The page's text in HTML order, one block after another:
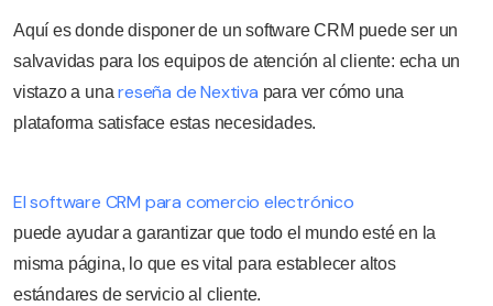
Aquí es donde disponer de un software CRM puede ser un
salvavidas para los equipos de atención al cliente: echa un
vistazo a unareseña de Nextiva para ver cómo una
plataforma satisface estas necesidades.
El software CRM para comercio electrónico
puede ayudar a garantizar que todo el mundo esté en la
misma página, lo que es vital para establecer altos
estándares de servicio al cliente.